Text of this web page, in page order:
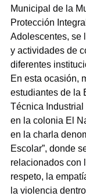
Municipal de la
Protección
Adolescentes, se
y actividades de
diferentes
En esta ocasión,
estudiantes de la
Técnica
en la colonia El
en la charla
Escolar”, donde
relacionados con
respeto, la
la violencia